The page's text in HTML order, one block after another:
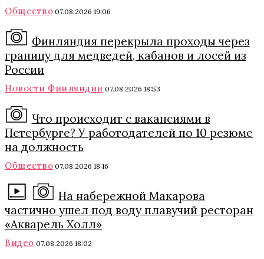
Общество 07.08.2026 19:06
Финляндия перекрыла проходы через
границу для медведей, кабанов и лосей из
России
Новости Финляндии 07.08.2026 18:53
Что происходит с вакансиями в
Петербурге? У работодателей по 10 резюме
на должность
Общество 07.08.2026 18:16
На набережной Макарова
частично ушел под воду плавучий ресторан
«Акварель Холл»
Видео 07.08.2026 18:02